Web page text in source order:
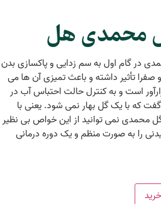
محمدی هل
در گام اول به سم زدایی و پاکسازی بدن
تأثیر داشته و باعث تمیزی آن ها می
است و به کنترل حالت احتباس آب در
که با یک گل بهار نمی شود. یعنی با
محمدی نمی توانید از این خواص بی نظیر
را به صورت منظم و یک دوره درمانی